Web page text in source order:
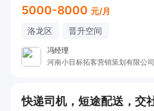
5000-8000 元/月
洛龙区 晋升空间
冯经理
河南小目标拓客营销策划有限公司